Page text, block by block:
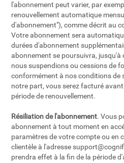
l'abonnement peut varier, par
renouvellement automatique
d'abonnement"), comme décrit au
Votre abonnement sera
durées d'abonnement
abonnement se poursuivra, jusqu'à
nous suspendions ou cessions de
conformément à nos conditions de
notre part, vous serez facturé
période de renouvellement.
Résiliation de l'abonnement. Vous
abonnement à tout moment en
paramètres de votre compte ou en
clientèle à l'adresse
prendra effet à la fin de la période